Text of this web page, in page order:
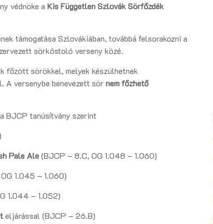
védnöke a Kis Független Szlovák Sörfőzdék
támogatása Szlovákiában, továbbá felsorakozni a
sörkóstoló verseny közé.
főzött sörökkel, melyek készülhetnek
A versenybe benevezett sörnem főzhető
BJCP tanúsítvány szerint
Pale Ale(BJCP – 8.C, OG 1.048 – 1.060)
1.045 – 1.060)
1.044 – 1.052)
eljárással (BJCP – 26.B)